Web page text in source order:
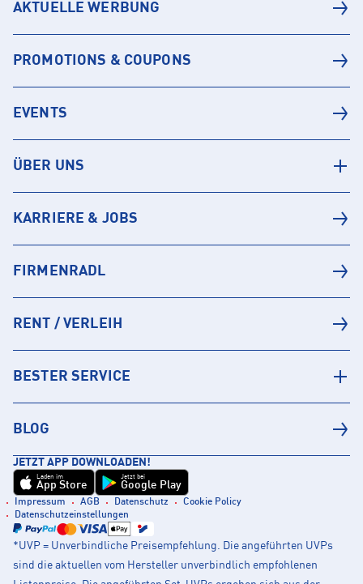
AKTUELLE WERBUNG
PROMOTIONS & COUPONS
EVENTS
ÜBER UNS
KARRIERE & JOBS
FIRMENRADL
RENT / VERLEIH
BESTER SERVICE
BLOG
JETZT APP DOWNLOADEN!
Laden im
App Store
Jetzt bei
Google Play
Impressum AGB Datenschutz
Cookie Policy
Datenschutzeinstellungen
*UVP = Unverbindliche Preisempfehlung. Die angeführten UVPs
sind die aktuellen vom Hersteller unverbindlich empfohlenen